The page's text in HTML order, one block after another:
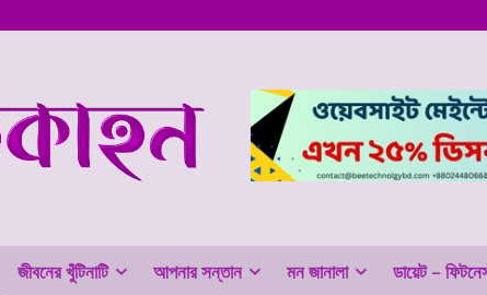
জীবনের খুঁটিনাটি আপনার সন্তান মন জানালা ডায়েট –